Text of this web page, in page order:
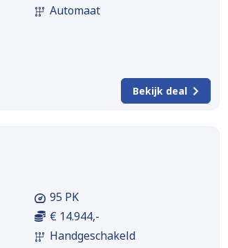
Automaat
Bekijk deal
95 PK
€ 14.944,-
Handgeschakeld